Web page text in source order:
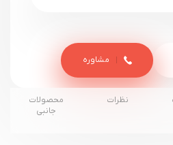
مشاوره
نظرات
محصولات
جانبی